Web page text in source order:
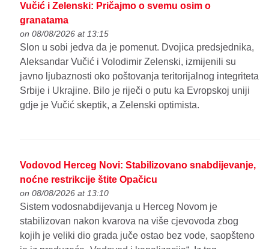
Vučić i Zelenski: Pričajmo o svemu osim o
granatama
on 08/08/2026 at 13:15
Slon u sobi jedva da je pomenut. Dvojica predsjednika,
Aleksandar Vučić i Volodimir Zelenski, izmijenili su
javno ljubaznosti oko poštovanja teritorijalnog integriteta
Srbije i Ukrajine. Bilo je riječi o putu ka Evropskoj uniji
gdje je Vučić skeptik, a Zelenski optimista.
Vodovod Herceg Novi: Stabilizovano snabdijevanje,
noćne restrikcije štite Opačicu
on 08/08/2026 at 13:10
Sistem vodosnabdijevanja u Herceg Novom je
stabilizovan nakon kvarova na više cjevovoda zbog
kojih je veliki dio grada juče ostao bez vode, saopšteno